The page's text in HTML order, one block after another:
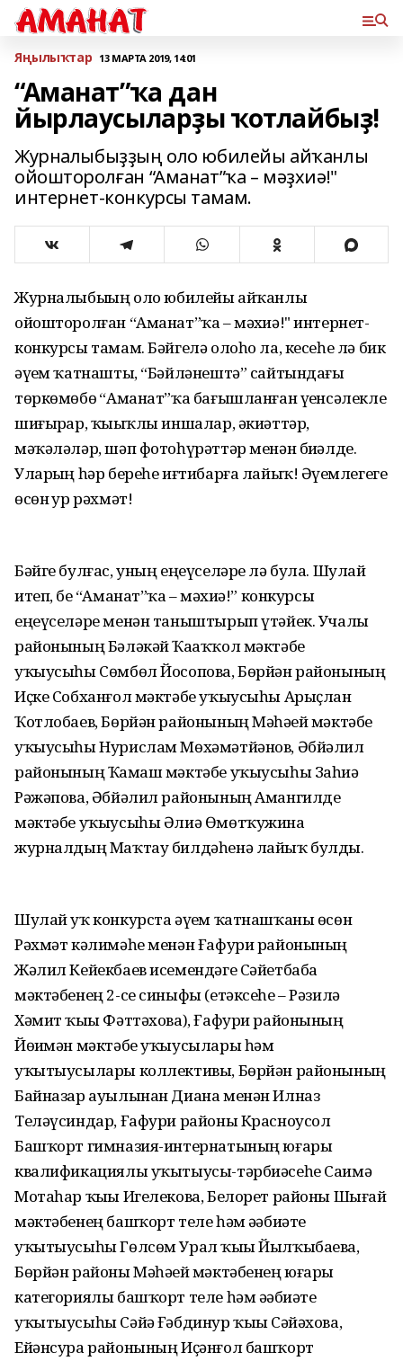
Яңылыҡтар 13 МАРТА 2019, 14:01
“Аманат”ҡа дан
йырлаусыларҙы ҡотлайбыҙ!
Журналыбыҙҙың оло юбилейы айҡанлы
ойошторолған “Аманат”ҡа – мәҙхиә!"
интернет-конкурсы тамам.
Журналыбыҙҙың оло юбилейы айҡанлы
ойошторолған “Аманат”ҡа – мәҙхиә!" интернет-
конкурсы тамам. Бәйгелә олоһо ла, кесеһе лә бик
әүҙем ҡатнашты, “Бәйләнештә” сайтындағы
төркөмөбөҙ “Аманат”ҡа бағышланған үҙенсәлекле
шиғырҙар, ҡыҙыҡлы иншалар, әкиәттәр,
мәҡәләләр, шәп фотоһүрәттәр менән биҙәлде.
Уларҙың һәр береһе иғтибарға лайыҡ! Әүҙемлегегеҙ
өсөн ҙур рәхмәт!
Бәйге булғас, уның еңеүселәре лә була. Шулай
итеп, беҙ “Аманат”ҡа – мәҙхиә!” конкурсы
еңеүселәре менән таныштырып үтәйек. Учалы
районының Бәләкәй Ҡаҙаҡҡол мәктәбе
уҡыусыһы Сөмбөл Йосопова, Бөрйән районының
Иҫке Собханғол мәктәбе уҡыусыһы Арыҫлан
Ҡотлобаев, Бөрйән районының Мәһәҙей мәктәбе
уҡыусыһы Нурислам Мөхәмәтйәнов, Әбйәлил
районының Ҡаҙмаш мәктәбе уҡыусыһы Заһиҙә
Рәжәпова, Әбйәлил районының Амангилде
мәктәбе уҡыусыһы Әлиә Өмөтҡужина
журналдың Маҡтау билдәһенә лайыҡ булды.
Шулай уҡ конкурста әүҙем ҡатнашҡаны өсөн
Рәхмәт кәлимәһе менән Ғафури районының
Жәлил Кейекбаев исемендәге Сәйетбаба
мәктәбенең 2-се синыфы (етәксеһе – Рәзилә
Хәмит ҡыҙы Фәттәхова), Ғафури районының
Йөҙимән мәктәбе уҡыусылары һәм
уҡытыусылары коллективы, Бөрйән районының
Байназар ауылынан Диана менән Илназ
Теләүсиндар, Ғафури районы Красноусол
Башҡорт гимназия-интернатының юғары
квалификациялы уҡытыусы-тәрбиәсеһе Саимә
Мотаһар ҡыҙы Игелекова, Белорет районы Шығай
мәктәбенең башҡорт теле һәм әҙәбиәте
уҡытыусыһы Гөлсөм Урал ҡыҙы Йылҡыбаева,
Бөрйән районы Мәһәҙей мәктәбенең юғары
категориялы башҡорт теле һәм әҙәбиәте
уҡытыусыһы Сәйҙә Ғәбдинур ҡыҙы Сәйәхова,
Ейәнсура районының Иҫәнғол башҡорт